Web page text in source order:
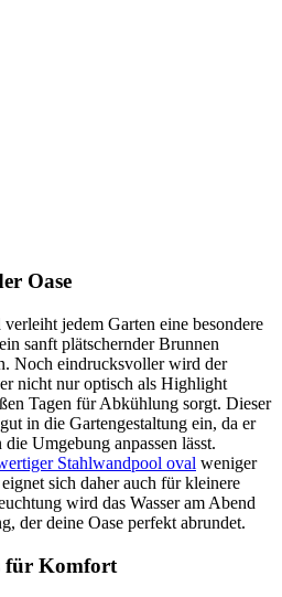
Oase
jedem Garten eine besondere
sanft plätschernder Brunnen
Noch eindrucksvoller wird der
nicht nur optisch als Highlight
Tagen für Abkühlung sorgt. Dieser
in die Gartengestaltung ein, da er
Umgebung anpassen lässt.
Stahlwandpool oval weniger
sich daher auch für kleinere
wird das Wasser am Abend
der deine Oase perfekt abrundet.
für Komfort